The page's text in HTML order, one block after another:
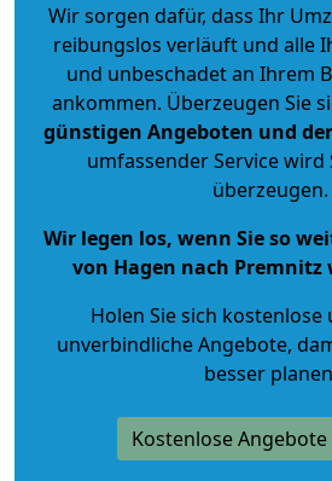
Wir sorgen dafür, dass Ihr
reibungslos verläuft und alle
und unbeschadet an Ihrem
ankommen. Überzeugen Sie
günstigen Angeboten und
umfassender Service
überzeugen.
Wir legen los, wenn Sie so
von Hagen nach Premnitz
Holen Sie sich
unverbindliche Angebote,
besser
Kostenlose